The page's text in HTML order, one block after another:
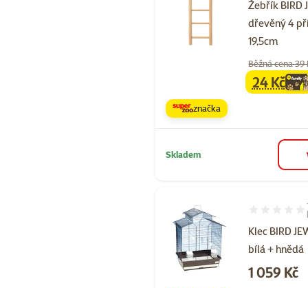
Žebřík BIRD
dřevěný 4
19,5cm
Běžná cena 39
family
24 Kč
značka
Skladem
Klec BIRD
bílá + hnědá
Hodnocení
Cena
1 059 Kč